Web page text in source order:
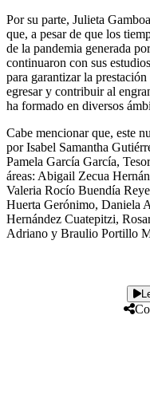
Por su parte, Julieta
que, a pesar de que los
de la pandemia generada
continuaron con sus
para garantizar la
egresar y contribuir al
ha formado en diversos
Cabe mencionar que, este
por Isabel Samantha
Pamela García García,
áreas: Abigail Zecua
Valeria Rocío Buendía
Huerta Gerónimo, Daniela
Hernández Cuatepitzi,
Adriano y Braulio Portillo